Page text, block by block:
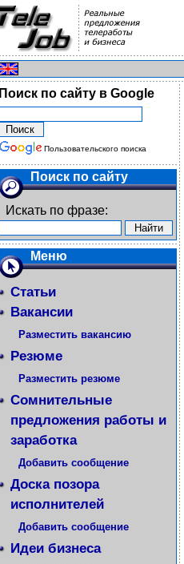
Поиск по сайту в Google
Пользовательского поиска
Поиск по сайту
Искать по фразе:
Меню
Статьи
Вакансии
Разместить вакансию
Резюме
Разместить резюме
Сомнительные
предложения работы и
заработка
Добавить сообщение
Доска позора
исполнителей
Добавить сообщение
Идеи бизнеса